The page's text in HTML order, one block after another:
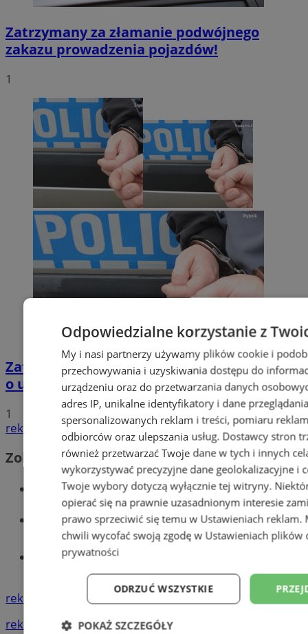
Zatrzymany za złamanie podwójnego
zakazu prowadzenia pojazdów!
1
Zatrzymano 35-latka związanego ze sprawą
o usiłowanie zabójstwa!
1
reklama
Zobacz również
Wiadomości kryminalne w Wodzisławiu
Wiadomości lokalne
Tworzenie stron www - Wodzisław
reklama
reklama
Odpowiedzialne korzystanie z
My i nasi partnerzy używamy plików cookie i
przechowywania i uzyskiwania dostępu do
urządzeniu oraz do przetwarzania danych
adres IP, unikalne identyfikatory i dane
spersonalizowanych reklam i treści, pomiaru
odbiorców oraz ulepszania usług. Dostawcy stron
również przetwarzać Twoje dane w tych i innych
wykorzystywać precyzyjne dane geolokalizacyjne i
Twoje wybory dotyczą wyłącznie tej witryny.
opierać się na prawnie uzasadnionym interesie
prawo sprzeciwić się temu w Ustawieniach reklam.
chwili wycofać swoją zgodę w Ustawieniach plików
prywatności
ODRZUĆ WSZYSTKIE
POKAŻ SZCZEGÓŁY